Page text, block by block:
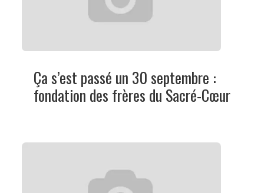
Ça s’est passé un 30 septembre :
fondation des frères du Sacré-Cœur